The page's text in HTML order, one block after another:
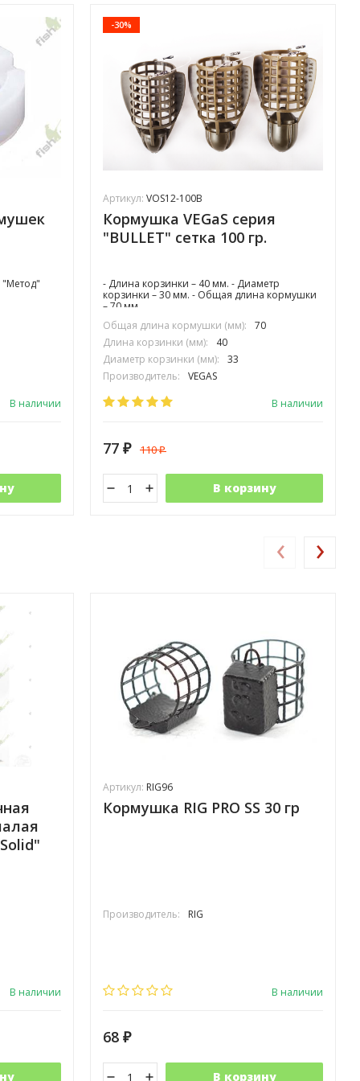
В наличии
-30%
Артикул: VOS12-100B
Кормушка VEGaS серия
"BULLET" сетка 100 гр.
- Длина корзинки – 40 мм. - Диаметр
корзинки – 30 мм. - Общая длина кормушки
– 70 мм.
Общая длина кормушки (мм):
70
Длина корзинки (мм):
40
Диаметр корзинки (мм):
33
Производитель:
VEGAS
В наличии
77 ₽ 110₽
В корзину
В наличии
Артикул: RIG96
Кормушка RIG PRO SS 30 гр
Производитель: RIG
В наличии
68 ₽
В корзину
‹ ›